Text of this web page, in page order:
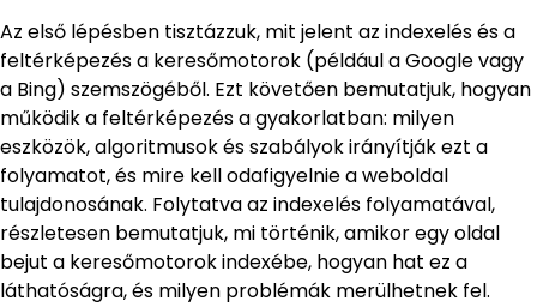
Az első lépésben tisztázzuk, mit jelent az indexelés és a
feltérképezés a keresőmotorok (például a Google vagy
a Bing) szemszögéből. Ezt követően bemutatjuk, hogyan
működik a feltérképezés a gyakorlatban: milyen
eszközök, algoritmusok és szabályok irányítják ezt a
folyamatot, és mire kell odafigyelnie a weboldal
tulajdonosának. Folytatva az indexelés folyamatával,
részletesen bemutatjuk, mi történik, amikor egy oldal
bejut a keresőmotorok indexébe, hogyan hat ez a
láthatóságra, és milyen problémák merülhetnek fel.